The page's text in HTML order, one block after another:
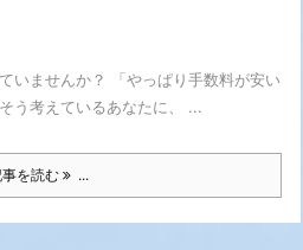
いませんか？ 「やっぱり手数料が安い
う考えているあなたに、 ...
を読む ...